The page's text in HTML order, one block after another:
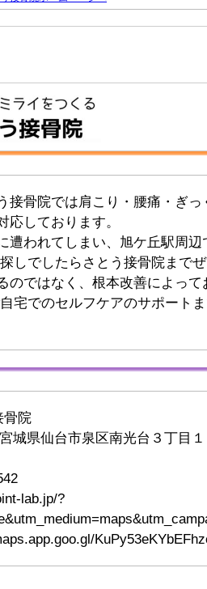
接骨院では肩こり・腰痛・ぎ
応しております。
遭われてしまい、旭ケ丘駅周
しでしたらさとう接骨院まで
のではなく、根本改善によっ
宅でのセルフケアのサポート
院
城県仙台市泉区南光台３丁目
lab.jp/?